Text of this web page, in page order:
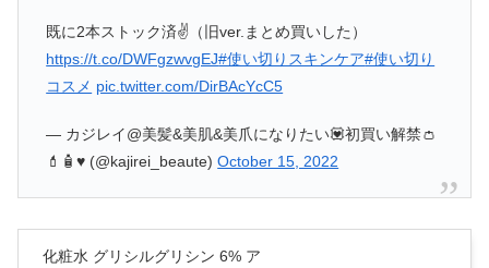
既に2本ストック済✌（旧ver.まとめ買いした）
https://t.co/DWFgzwvgEJ#使い切りスキンケア#使い切り
コスメ pic.twitter.com/DirBAcYcC5
— カジレイ@美髪&美肌&美爪になりたい💟初買い解禁👛
💄🧴♥️ (@kajirei_beaute)October 15, 2022
化粧水 グリシルグリシン 6% ア